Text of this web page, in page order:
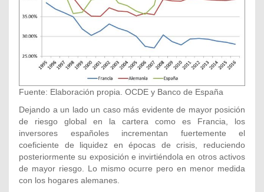
Fuente: Elaboración propia. OCDE y Banco de España
Dejando a un lado un caso más evidente de mayor posición
de riesgo global en la cartera como es Francia, los
inversores españoles incrementan fuertemente el
coeficiente de liquidez en épocas de crisis, reduciendo
posteriormente su exposición e invirtiéndola en otros activos
de mayor riesgo. Lo mismo ocurre pero en menor medida
con los hogares alemanes.